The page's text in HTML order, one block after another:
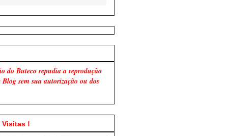
do Buteco repudia a reprodução
Blog sem sua autorização ou dos
Visitas !